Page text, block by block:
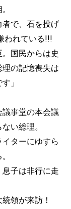
で、石を投げ
われている!!!
。国民からは史
の記憶喪失は
」
事堂の本会議
い総理。
ターにゆすら
子は非行に走
領が来訪！